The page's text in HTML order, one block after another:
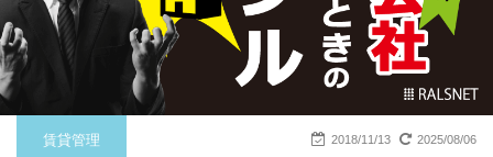
賃貸管理 2018/11/13 2025/08/06